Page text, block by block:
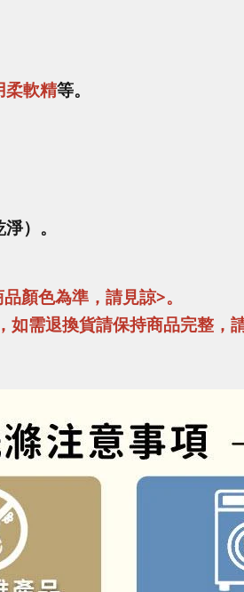
柔軟精等。
）。
顏色為準，請見諒>。
需退換貨請保持商品完整，